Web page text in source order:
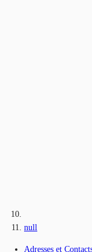
null
Adresses et